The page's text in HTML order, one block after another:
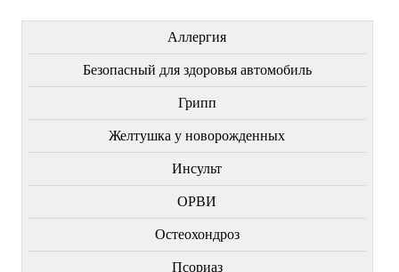
Аллергия
Безопасный для здоровья автомобиль
Грипп
Желтушка у новорожденных
Инсульт
ОРВИ
Остеохондроз
Пcориаз